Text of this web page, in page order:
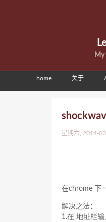
My
home 关于
星期六, 2014-
在chrome 下
解决之法：
1.在 地址栏